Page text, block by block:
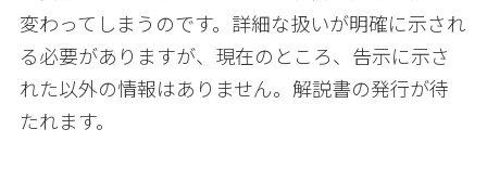
変わってしまうのです。詳細な扱いが明確に示され
る必要がありますが、現在のところ、告示に示さ
れた以外の情報はありません。解説書の発行が待
たれます。